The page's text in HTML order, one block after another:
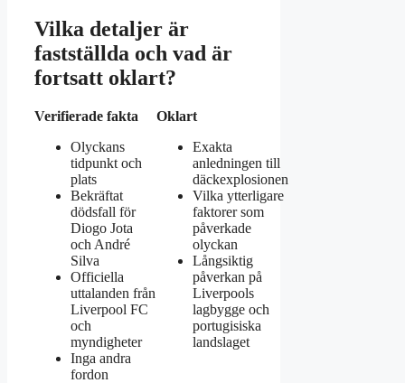
Vilka detaljer är
fastställda och vad är
fortsatt oklart?
Verifierade fakta
Olyckans
tidpunkt och
plats
Bekräftat
dödsfall för
Diogo Jota
och André
Silva
Officiella
uttalanden från
Liverpool FC
och
myndigheter
Inga andra
fordon
Oklart
Exakta
anledningen till
däckexplosionen
Vilka ytterligare
faktorer som
påverkade
olyckan
Långsiktig
påverkan på
Liverpools
lagbygge och
portugisiska
landslaget